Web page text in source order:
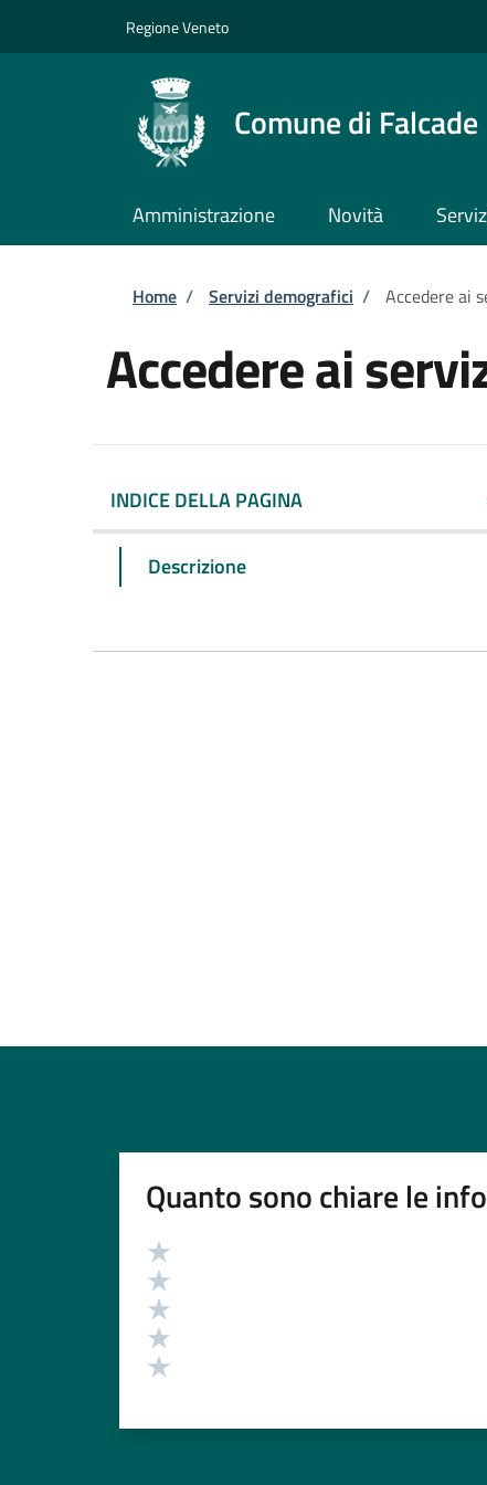
Regione Veneto
Comune di Falcade
Amministrazione Novità
Briciole di pane
Home / Servizi demografici / Accedere ai
Accedere ai
INDICE DELLA PAGINA
Descrizione
Quanto sono chiare le
Valutazione